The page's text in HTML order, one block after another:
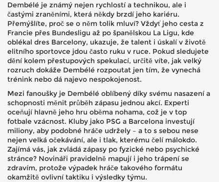
Dembélé je známý nejen rychlostí a technikou, ale i
častými zraněními, která někdy brzdí jeho kariéru.
Přemýšlíte, proč se o něm tolik mluví? Vždyť jeho cesta z
Francie přes Bundesligu až po španělskou La Ligu, kde
oblékal dres Barcelony, ukazuje, že talent i úskalí v životě
elitního sportovce jdou často ruku v ruce. Pokud sledujete
dění kolem přestupových spekulací, určitě víte, jak velký
rozruch dokáže Dembélé rozpoutat jen tím, že vynechá
trénink nebo dá najevo nespokojenost.
Mezi fanoušky je Dembélé oblíbený díky svému nasazení a
schopnosti měnit průběh zápasu jednou akcí. Experti
oceňují hlavně jeho hru oběma nohama, což je v top
fotbale vzácnost. Kluby jako PSG a Barcelona investují
miliony, aby podobné hráče udržely – a to s sebou nese
nejen velká očekávání, ale i tlak, kterému čelí málokdo.
Zajímá vás, jak zvládá zápasy po fyzické nebo psychické
stránce? Novináři pravidelně mapují i jeho trápení se
zdravím, protože výpadek hráče takového formátu
okamžitě ovlivní taktiku i výsledky týmu.